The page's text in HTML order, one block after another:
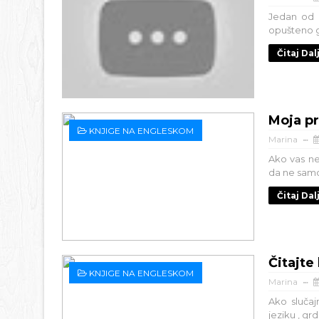
Jedan od
opušteno
Čitaj
KNJIGE NA ENGLESKOM
Moja
Marina
Ako vas
da ne
Čitaj
KNJIGE NA ENGLESKOM
Čitajte
Marina
Ako
jeziku ,